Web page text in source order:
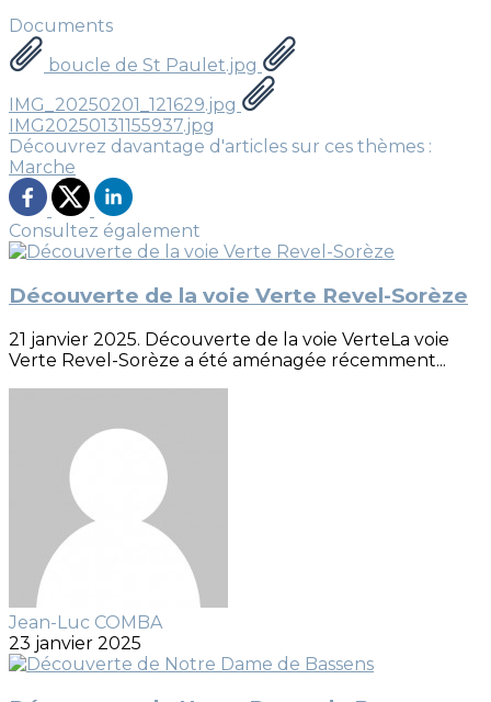
Documents
boucle de St Paulet.jpg
IMG_20250201_121629.jpg
IMG20250131155937.jpg
Découvrez davantage d'articles sur ces thèmes :
Marche
Consultez également
Découverte de la voie Verte Revel-Sorèze
21 janvier 2025. Découverte de la voie VerteLa voie
Verte Revel-Sorèze a été aménagée récemment...
Jean-Luc COMBA
23 janvier 2025